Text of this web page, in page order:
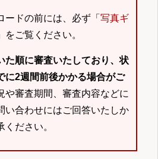
ドの前には、必ず「 写真ギ
をご覧ください。
た順に審査いたしており、状
に2週間前後かかる場合がご
や審査期間、審査内容などに
い合わせにはご回答いたしか
ださい。